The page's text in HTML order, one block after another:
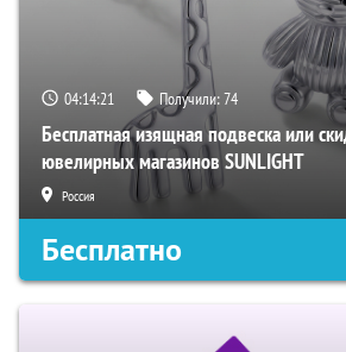
04:14:20 Получили:74
Бесплатная изящная подвеска или
ювелирных магазинов SUNLIGHT
Россия
Бесплатно